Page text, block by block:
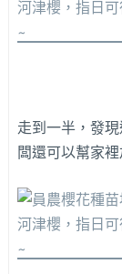
走到一半，發
闆還可以幫家